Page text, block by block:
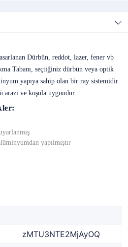
Dürbün, reddot, lazer, fener vb
Tabanı, seçtiğiniz dürbün veya optik
yapıya sahip olan bir ray sistemidir.
arazi ve koşula uygundur.
yapılmıştır
zMTU3NTE2MjAyOQ